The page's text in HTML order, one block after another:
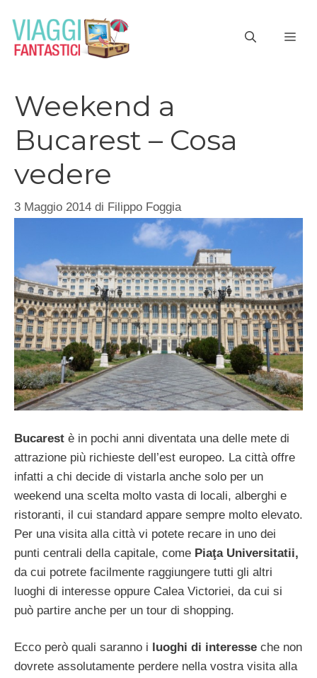
contenuto
Weekend a
Bucarest – Cosa
vedere
3 Maggio 2014 di Filippo Foggia
Bucarest è in pochi anni diventata una delle mete di
attrazione più richieste dell’est europeo. La città offre
infatti a chi decide di vistarla anche solo per un
weekend una scelta molto vasta di locali, alberghi e
ristoranti, il cui standard appare sempre molto elevato.
Per una visita alla città vi potete recare in uno dei
punti centrali della capitale, come Piaţa Universitatii,
da cui potrete facilmente raggiungere tutti gli altri
luoghi di interesse oppure Calea Victoriei, da cui si
può partire anche per un tour di shopping.
Ecco però quali saranno i luoghi di interesse che non
dovrete assolutamente perdere nella vostra visita alla